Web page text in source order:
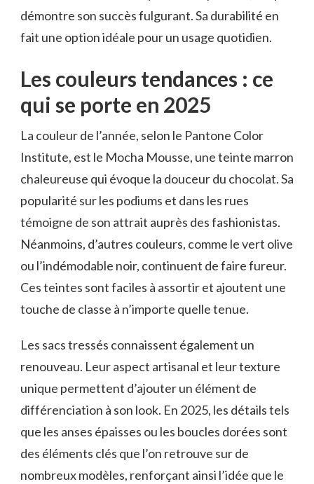
démontre son succès fulgurant. Sa durabilité en
fait une option idéale pour un usage quotidien.
Les couleurs tendances : ce
qui se porte en 2025
La couleur de l’année, selon le Pantone Color
Institute, est le Mocha Mousse, une teinte marron
chaleureuse qui évoque la douceur du chocolat. Sa
popularité sur les podiums et dans les rues
témoigne de son attrait auprès des fashionistas.
Néanmoins, d’autres couleurs, comme le vert olive
ou l’indémodable noir, continuent de faire fureur.
Ces teintes sont faciles à assortir et ajoutent une
touche de classe à n’importe quelle tenue.
Les sacs tressés connaissent également un
renouveau. Leur aspect artisanal et leur texture
unique permettent d’ajouter un élément de
différenciation à son look. En 2025, les détails tels
que les anses épaisses ou les boucles dorées sont
des éléments clés que l’on retrouve sur de
nombreux modèles, renforçant ainsi l’idée que le